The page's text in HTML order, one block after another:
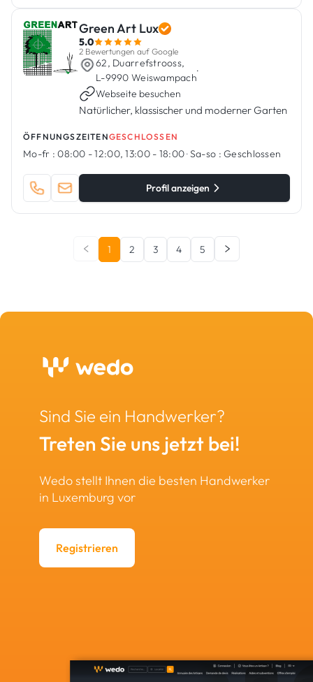
Green Art Lux
5.0
2 Bewertungen auf Google
62, Duarrefstrooss,
L-9990 Weiswampach
·
Webseite besuchen
Natürlicher, klassischer und moderner Garten
ÖFFNUNGSZEITENGESCHLOSSEN
Mo-fr : 08:00 - 12:00, 13:00 - 18:00·Sa-so : Geschlossen
Profil anzeigen
1 2 3 4 5
Sind Sie ein Handwerker?
Treten Sie uns jetzt bei!
Wedo stellt Ihnen die besten Handwerker
in Luxemburg vor
Registrieren